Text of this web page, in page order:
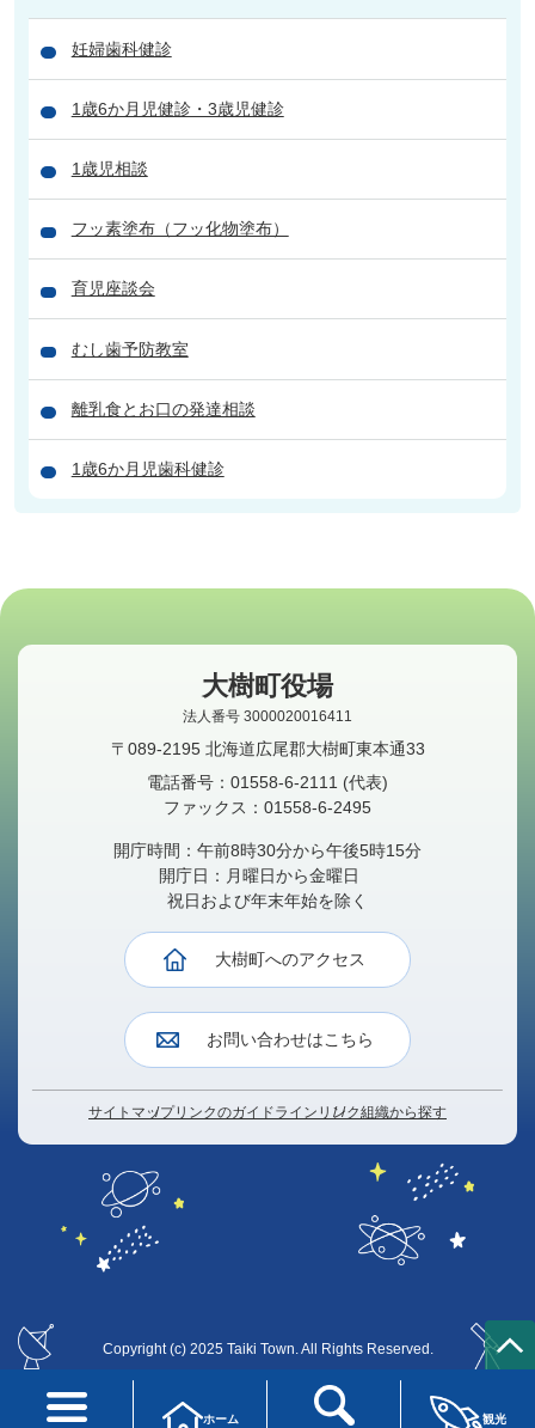
ホーム 観光
妊婦歯科健診
1歳6か月児健診・3歳児健診
1歳児相談
フッ素塗布（フッ化物塗布）
育児座談会
むし歯予防教室
離乳食とお口の発達相談
1歳6か月児歯科健診
大樹町役場
法人番号 3000020016411
〒089-2195 北海道広尾郡大樹町東本通33
電話番号： 01558-6-2111 (代表)
ファックス： 01558-6-2495
開庁時間：午前8時30分から午後5時15分
開庁日：月曜日から金曜日
祝日および年末年始を除く
大樹町へのアクセス
お問い合わせはこちら
サイトマップリンクのガイドライン リンク組織から探す
Copyright (c) 2025 Taiki Town. All Rights Reserved.